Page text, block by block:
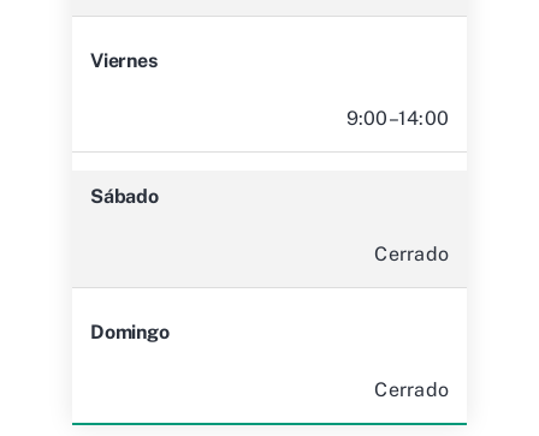
Viernes
9:00–14:00
Sábado
Cerrado
Domingo
Cerrado